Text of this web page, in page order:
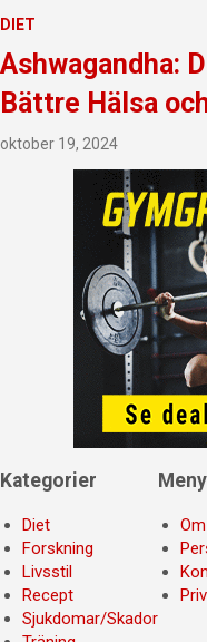
DIET
Ashwagandha:
Bättre Hälsa
oktober 19, 2024
Kategorier
Diet
Forskning
Livsstil
Recept
Sjukdomar/Skador
Meny